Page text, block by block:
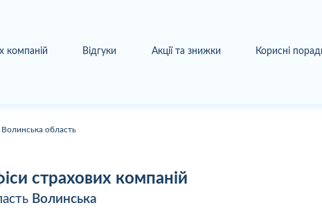
компаній Відгуки Акції та знижки Корисні
область
страхових компаній
Волинська